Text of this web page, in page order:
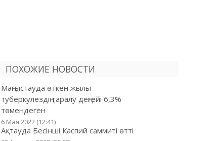
ПОХОЖИЕ НОВОСТИ
Маңғыстауда өткен жылы
туберкулездің таралу деңгейі 6,3%
төмендеген
6 Мая 2022 (12:41)
Ақтауда Бесінші Каспий саммиті өтті